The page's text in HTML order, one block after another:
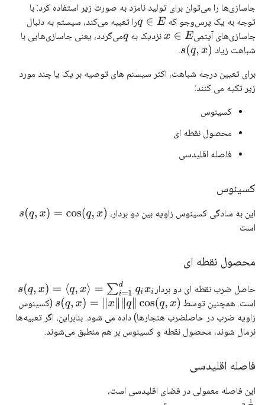
جاسازی‌ها را می‌توان برای تولید نامزد به صورت زیر استفاده کرد: با
توجه به یک پرس‌وجو که
q∈E
را تعبیه می‌کند، سیستم به دنبال
جاسازی‌های آیتمی
x∈E نزدیک بهqمی‌گردد، یعنی جاسازی‌هایی با
شباهت زیاد
s(q,x )
.
برای تعیین درجه شباهت، اکثر سیستم های توصیه بر یک یا چند مورد
زیر تکیه می کنند:
کسینوس
محصول نقطه ای
فاصله اقلیدسی
کسینوس
این به سادگی کسینوس زاویه بین دو بردار، s(q,x )=cos q,x)
است
محصول نقطه ای
حاصل ضرب نقطه ای دو بردار s(q,x )=⟨ q,x =∑ =1d qix i
است. همچنین توسط
s(q,x )= ‖ x‖ q‖ cos( ,x)
(کسینوس
زاویه ضرب در حاصلضرب هنجارها) داده می شود. بنابراین، اگر تعبیه‌ها
نرمال شوند، محصول نقطه و کسینوس بر هم منطبق می‌شوند.
فاصله اقلیدسی
این فاصله معمولی در فضای اقلیدسی است،